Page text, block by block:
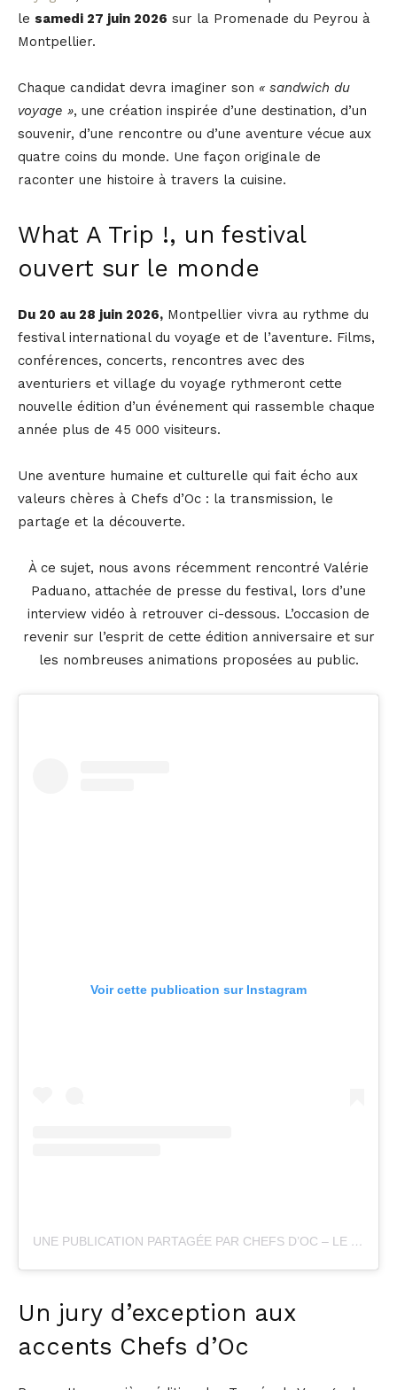
le samedi 27 juin 2026 sur la Promenade du Peyrou à
Montpellier.
Chaque candidat devra imaginer son « sandwich du
voyage », une création inspirée d’une destination, d’un
souvenir, d’une rencontre ou d’une aventure vécue aux
quatre coins du monde. Une façon originale de
raconter une histoire à travers la cuisine.
What A Trip !, un festival
ouvert sur le monde
Du 20 au 28 juin 2026, Montpellier vivra au rythme du
festival international du voyage et de l’aventure. Films,
conférences, concerts, rencontres avec des
aventuriers et village du voyage rythmeront cette
nouvelle édition d’un événement qui rassemble chaque
année plus de 45 000 visiteurs.
Une aventure humaine et culturelle qui fait écho aux
valeurs chères à Chefs d’Oc : la transmission, le
partage et la découverte.
À ce sujet, nous avons récemment rencontré Valérie
Paduano, attachée de presse du festival, lors d’une
interview vidéo à retrouver ci-dessous. L’occasion de
revenir sur l’esprit de cette édition anniversaire et sur
les nombreuses animations proposées au public.
Voir cette publication sur Instagram
UNE PUBLICATION PARTAGÉE PAR CHEFS D’OC – LE MAGAZINE ÉPICURIEN (@CHEFSDOC_MAGAZINE)
Un jury d’exception aux
accents Chefs d’Oc